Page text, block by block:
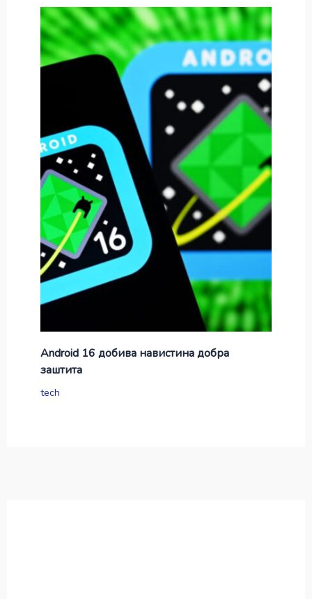
Android 16 добива навистина добра
заштита
tech